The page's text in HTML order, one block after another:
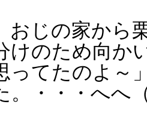
おじの家から
けのため向か
ってたのよ～
。・・・へへ